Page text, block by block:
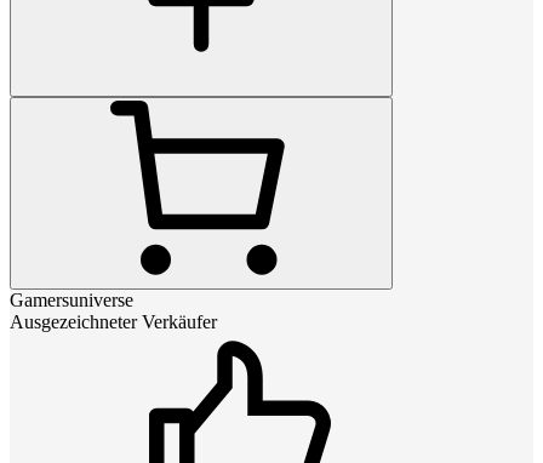
Gamersuniverse
Ausgezeichneter Verkäufer